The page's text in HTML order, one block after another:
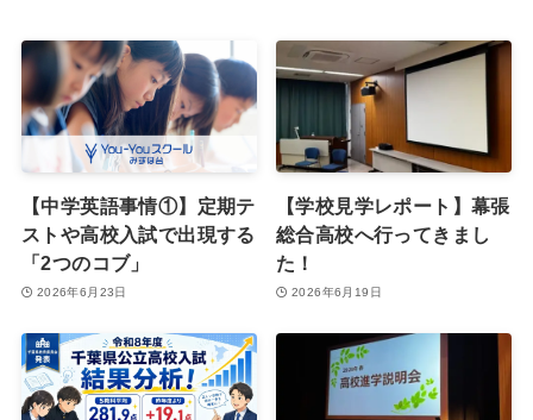
【中学英語事情①】定期テ
ストや高校入試で出現する
「2つのコブ」
2026年6月23日
【学校見学レポート】幕張
総合高校へ行ってきまし
た！
2026年6月19日